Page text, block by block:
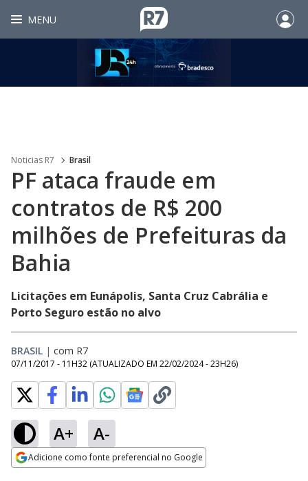
MENU
Noticias R7 Brasil
PF ataca fraude em
contratos de R$ 200
milhões de Prefeituras da
Bahia
Licitações em Eunápolis, Santa Cruz Cabrália e
Porto Seguro estão no alvo
BRASIL | com R7
07/11/2017 - 11H32 (ATUALIZADO EM 22/02/2024 - 23H26)
A+ A-
Adicione como fonte preferencial no Google